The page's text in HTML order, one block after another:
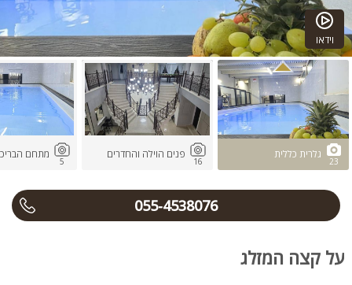
וידאו
23
גלרית כללית
16
פנים הוילה והחדרים
5
מתחם
055-4538076
על קצה המזלג